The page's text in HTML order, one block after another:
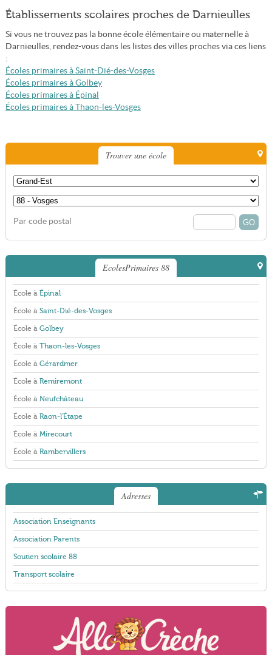
Établissements scolaires proches de Darnieulles
Si vous ne trouvez pas la bonne école élémentaire ou maternelle à
Darnieulles, rendez-vous dans les listes des villes proches via ces liens
:
Écoles primaires à Saint-Dié-des-Vosges
Écoles primaires à Golbey
Écoles primaires à Épinal
Écoles primaires à Thaon-les-Vosges
Trouver une école
Par code postal
EcolesPrimaires 88
École à Épinal
École à Saint-Dié-des-Vosges
École à Golbey
École à Thaon-les-Vosges
École à Gérardmer
École à Remiremont
École à Neufchâteau
École à Raon-l'Étape
École à Mirecourt
École à Rambervillers
Adresses
Association Enseignants
Association Parents
Soutien scolaire 88
Transport scolaire